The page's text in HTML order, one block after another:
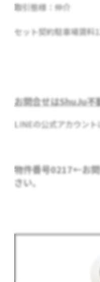
取引態様：仲介
セット契約駐車場賃料
お問合せはShuJu不
LINEの公式アカウント
物件番号0217←お問
さい。